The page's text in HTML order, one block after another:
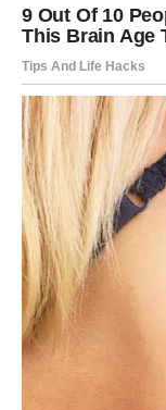
Počinje
Pred vama su
olakšanje.
VODOLIJA
Zvijezde vam
zanimljive ljude.
Jedna poslovna ili
potpuno
Promjene